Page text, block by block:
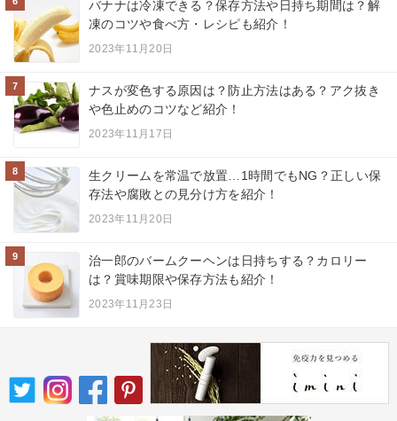
バナナは冷凍できる？保存方法や日持ち期間は？解
凍のコツや食べ方・レシピも紹介！
2023年11月20日
7
ナスが変色する原因は？防止方法はある？アク抜き
や色止めのコツなど紹介！
2023年11月17日
8
生クリームを常温で放置…1時間でもNG？正しい保
存法や腐敗との見分け方を紹介！
2023年11月20日
9
治一郎のバームクーヘンは日持ちする？カロリー
は？賞味期限や保存方法も紹介！
2023年11月23日